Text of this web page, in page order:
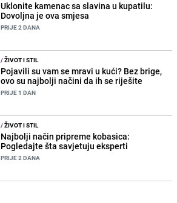
Uklonite kamenac sa slavina u kupatilu:
Dovoljna je ova smjesa
PRIJE 2 DANA
/ŽIVOT I STIL
Pojavili su vam se mravi u kući? Bez brige,
ovo su najbolji načini da ih se riješite
PRIJE 1 DAN
/ŽIVOT I STIL
Najbolji način pripreme kobasica:
Pogledajte šta savjetuju eksperti
PRIJE 2 DANA